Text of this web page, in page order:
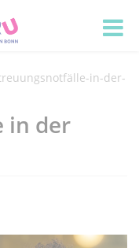
in-der-
in der